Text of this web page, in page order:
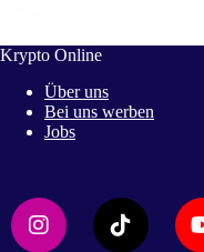
Krypto Online
Über uns
Bei uns werben
Jobs